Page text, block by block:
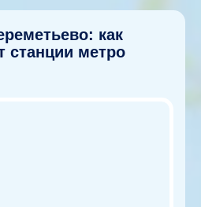
как
станции метро